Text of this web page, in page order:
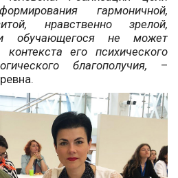
гармоничной,
нравственно зрелой,
обучающегося не может
его психического
благополучия, –